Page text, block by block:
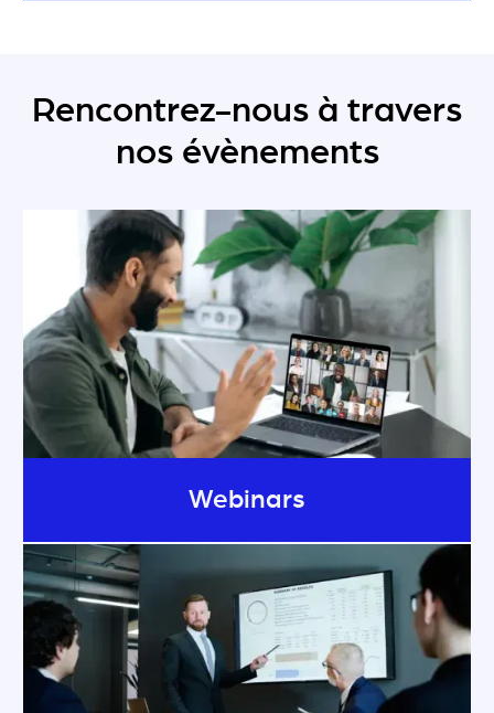
Rencontrez-nous à travers
nos évènements
Webinars